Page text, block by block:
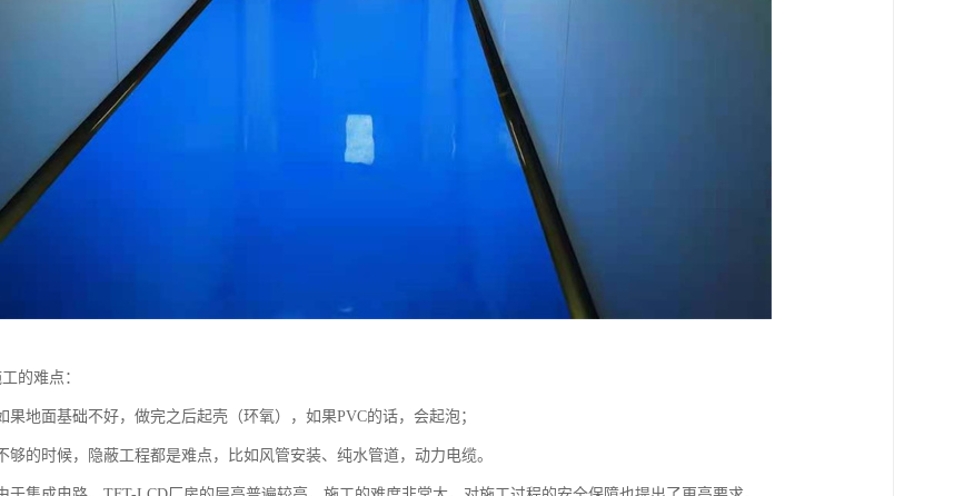
的难点：
果地面基础不好，做完之后起壳（环氧），如果PVC的话，会起泡；
够的时候，隐蔽工程都是难点，比如风管安装、纯水管道，动力电缆。